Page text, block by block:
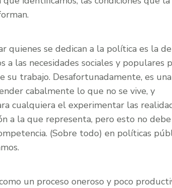
quienes se dedican a la política es la
a las necesidades sociales y populares
trabajo. Desafortunadamente, es
cabalmente lo que no se vive, y
cualquiera el experimentar las
a la que representa, pero esto no
(Sobre todo) en políticas
un proceso oneroso y poco